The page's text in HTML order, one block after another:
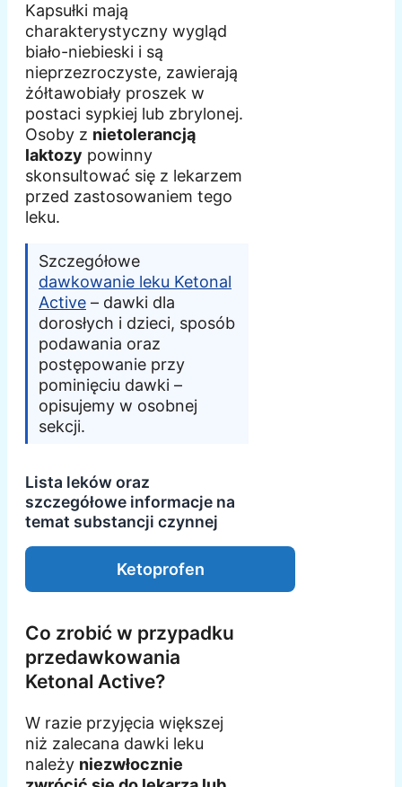
Kapsułki mają
charakterystyczny wygląd
biało-niebieski i są
nieprzezroczyste, zawierają
żółtawobiały proszek w
postaci sypkiej lub zbrylonej.
Osoby z nietolerancją
laktozy powinny
skonsultować się z lekarzem
przed zastosowaniem tego
leku.
Szczegółowe
dawkowanie leku Ketonal
Active – dawki dla
dorosłych i dzieci, sposób
podawania oraz
postępowanie przy
pominięciu dawki –
opisujemy w osobnej
sekcji.
Lista leków oraz
szczegółowe informacje na
temat substancji czynnej
Ketoprofen
Co zrobić w przypadku
przedawkowania
Ketonal Active?
W razie przyjęcia większej
niż zalecana dawki leku
należy niezwłocznie